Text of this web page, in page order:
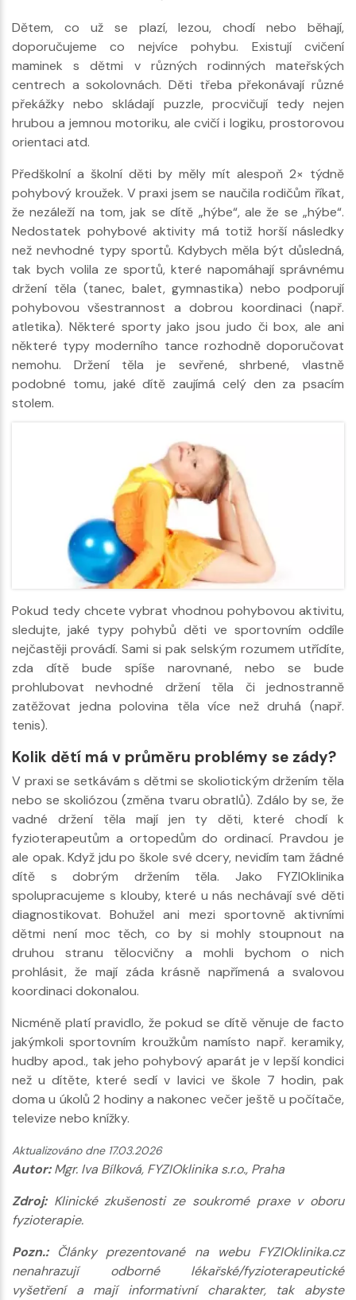
Dětem, co už se plazí, lezou, chodí nebo běhají,
doporučujeme co nejvíce pohybu. Existují cvičení
maminek s dětmi v různých rodinných mateřských
centrech a sokolovnách. Děti třeba překonávají různé
překážky nebo skládají puzzle, procvičují tedy nejen
hrubou a jemnou motoriku, ale cvičí i logiku, prostorovou
orientaci atd.
Předškolní a školní děti by měly mít alespoň 2× týdně
pohybový kroužek. V praxi jsem se naučila rodičům říkat,
že nezáleží na tom, jak se dítě „hýbe“, ale že se „hýbe“.
Nedostatek pohybové aktivity má totiž horší následky
než nevhodné typy sportů. Kdybych měla být důsledná,
tak bych volila ze sportů, které napomáhají správnému
držení těla (tanec, balet, gymnastika) nebo podporují
pohybovou všestrannost a dobrou koordinaci (např.
atletika). Některé sporty jako jsou judo či box, ale ani
některé typy moderního tance rozhodně doporučovat
nemohu. Držení těla je sevřené, shrbené, vlastně
podobné tomu, jaké dítě zaujímá celý den za psacím
stolem.
Pokud tedy chcete vybrat vhodnou pohybovou aktivitu,
sledujte, jaké typy pohybů děti ve sportovním oddíle
nejčastěji provádí. Sami si pak selským rozumem utřídíte,
zda dítě bude spíše narovnané, nebo se bude
prohlubovat nevhodné držení těla či jednostranně
zatěžovat jedna polovina těla více než druhá (např.
tenis).
Kolik dětí má v průměru problémy se zády?
V praxi se setkávám s dětmi se skoliotickým držením těla
nebo se skoliózou (změna tvaru obratlů). Zdálo by se, že
vadné držení těla mají jen ty děti, které chodí k
fyzioterapeutům a ortopedům do ordinací. Pravdou je
ale opak. Když jdu po škole své dcery, nevidím tam žádné
dítě s dobrým držením těla. Jako FYZIOklinika
spolupracujeme s klouby, které u nás nechávají své děti
diagnostikovat. Bohužel ani mezi sportovně aktivními
dětmi není moc těch, co by si mohly stoupnout na
druhou stranu tělocvičny a mohli bychom o nich
prohlásit, že mají záda krásně napřímená a svalovou
koordinaci dokonalou.
Nicméně platí pravidlo, že pokud se dítě věnuje de facto
jakýmkoli sportovním kroužkům namísto např. keramiky,
hudby apod., tak jeho pohybový aparát je v lepší kondici
než u dítěte, které sedí v lavici ve škole 7 hodin, pak
doma u úkolů 2 hodiny a nakonec večer ještě u počítače,
televize nebo knížky.
Aktualizováno dne 17.03.2026
Autor:Mgr. Iva Bílková, FYZIOklinika s.r.o., Praha
Zdroj:Klinické zkušenosti ze soukromé praxe v oboru
fyzioterapie.
Pozn.:Články prezentované na webu FYZIOklinika.cz
nenahrazují odborné lékařské/fyzioterapeutické
vyšetření a mají informativní charakter, tak abyste